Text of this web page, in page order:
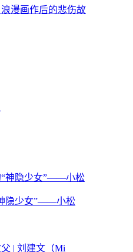
漫画作后的悲伤故
隐少女”——小松